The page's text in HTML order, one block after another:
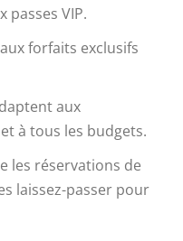
passes VIP.
forfaits exclusifs
aux
à tous les budgets.
les réservations de
laissez-passer pour